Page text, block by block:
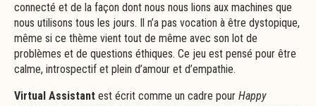
connecté et de la façon dont nous nous lions aux machines que
nous utilisons tous les jours. Il n’a pas vocation à être dystopique,
même si ce thème vient tout de même avec son lot de
problèmes et de questions éthiques. Ce jeu est pensé pour être
calme, introspectif et plein d’amour et d’empathie.
Virtual Assistant est écrit comme un cadre pour Happy